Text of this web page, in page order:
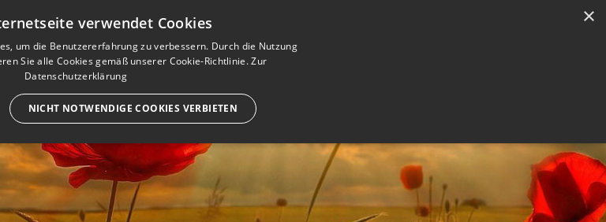
Musterbuch für Traueranzeigen
STARTSEITE HILFE IM TRAUERFALL
×
verwendet Cookies
um die Benutzererfahrung zu verbessern. Durch die Nutzung
Sie alle Cookies gemäß unserer Cookie-Richtlinie.Zur
Datenschutzerklärung
NICHT NOTWENDIGE COOKIES VERBIETEN